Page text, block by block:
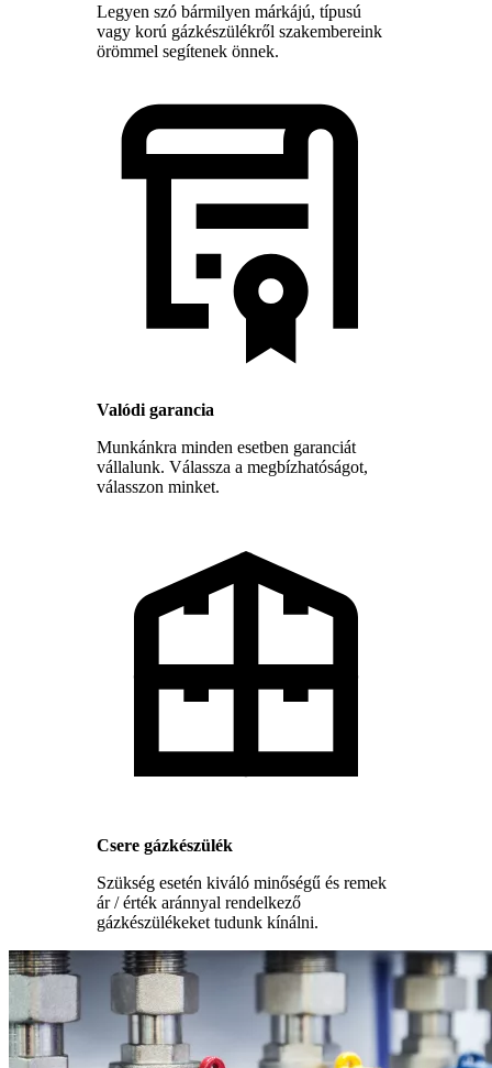
Legyen szó bármilyen márkájú, típusú
vagy korú gázkészülékről szakembereink
örömmel segítenek önnek.
Valódi garancia
Munkánkra minden esetben garanciát
vállalunk. Válassza a megbízhatóságot,
válasszon minket.
Csere gázkészülék
Szükség esetén kiváló minőségű és remek
ár / érték aránnyal rendelkező
gázkészülékeket tudunk kínálni.